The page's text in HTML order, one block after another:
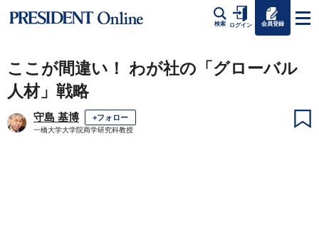
検索 ログイン 会員登録
ここが間違い！ わが社の「グローバル
人材」戦略
守島 基博 +フォロー
一橋大学大学院商学研究科教授